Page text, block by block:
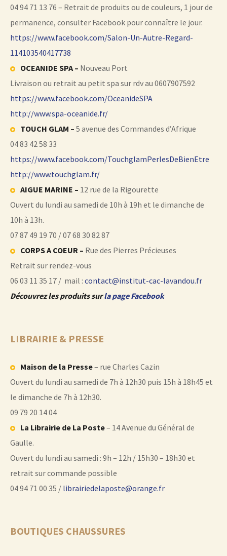
04 94 71 13 76 – Retrait de produits ou de couleurs, 1 jour de
permanence, consulter Facebook pour connaître le jour.
https://www.facebook.com/Salon-Un-Autre-Regard-
114103540417738
OCEANIDE SPA – Nouveau Port
Livraison ou retrait au petit spa sur rdv au 0607907592
https://www.facebook.com/OceanideSPA
http://www.spa-oceanide.fr/
TOUCH GLAM – 5 avenue des Commandes d’Afrique
04 83 42 58 33
https://www.facebook.com/TouchglamPerlesDeBienEtre
http://www.touchglam.fr/
AIGUE MARINE – 12 rue de la Rigourette
Ouvert du lundi au samedi de 10h à 19h et le dimanche de
10h à 13h.
07 87 49 19 70 / 07 68 30 82 87
CORPS A COEUR – Rue des Pierres Précieuses
Retrait sur rendez-vous
06 03 11 35 17 / mail : contact@institut-cac-lavandou.fr
Découvrez les produits surla page Facebook
LIBRAIRIE & PRESSE
Maison de la Presse– rue Charles Cazin
Ouvert du lundi au samedi de 7h à 12h30 puis 15h à 18h45 et
le dimanche de 7h à 12h30.
09 79 20 14 04
La Librairie de La Poste– 14 Avenue du Général de
Gaulle.
Ouvert du lundi au samedi : 9h – 12h / 15h30 – 18h30 et
retrait sur commande possible
04 94 71 00 35 / librairiedelaposte@orange.fr
BOUTIQUES CHAUSSURES